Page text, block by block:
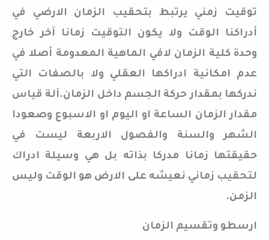
توقيت زمني يرتبط بتحقيب الزمان الارضي في
أدراكنا الوقت ولا يكون التوقيت زمانا آخر خارج
وحدة كلية الزمان لافي الماهية المعدومة أصلا في
عدم امكانية ادراكها العقلي ولا بالصفات التي
ندركها بمقدار حركة الجسم داخل الزمان.آلة قياس
مقدار الزمان الساعة او اليوم او الاسبوع وصعودا
الشهر والسنة والفصول الاربعة ليست في
حقيقتها زمانا مدركا بذاته بل هي وسيلة ادراك
لتحقيب زماني نعيشه على الارض هو الوقت وليس
الزمن.
ارسطو وتقسيم الزمان